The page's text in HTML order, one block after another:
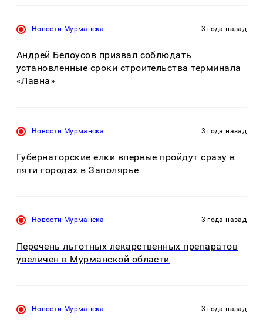
Новости Мурманска 3 года назад
Андрей Белоусов призвал соблюдать
установленные сроки строительства терминала
«Лавна»
Новости Мурманска 3 года назад
Губернаторские елки впервые пройдут сразу в
пяти городах в Заполярье
Новости Мурманска 3 года назад
Перечень льготных лекарственных препаратов
увеличен в Мурманской области
Новости Мурманска 3 года назад